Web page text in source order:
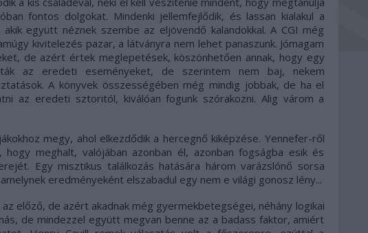
fontos dolgokat. Mindenki jellemfejlődik, és lassan kialakul a
akik együtt néznek szembe az eljövendő kalandokkal. A CGI még
kivitelezés pazar, a látványra nem lehet panaszunk. Jómagam
de azért értek meglepetések, köszönhetően annak, hogy egy
az eredeti eseményeket, de szerintem nem baj, nekem
A könyvek összességében még mindig jobbak, de ha el
az eredeti sztoritól, kiválóan fogunk szórakozni. Alig várom a
megy, ahol elkezdődik a hercegnő kiképzése. Yennefer-ről
hogy meghalt, valójában azonban él, azonban fogságba esik és
Egy misztikus találkozás hatására három varázslónő sorsa
eredményeként elszabadul egy nem e világi gonosz lény...
előző, de azért akadnak még gyermekbetegségei, néhány logikai
de mindezzel együtt megvan benne az a badass faktor, amiért